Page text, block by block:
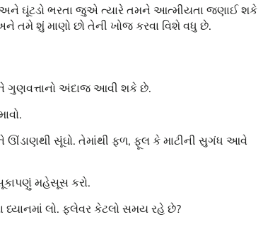
અને ઘૂંટડો ભરતા જુએ ત્યારે તમને આત્મીયતા જણાઈ શકે
શું માણો છો તેની ખોજ કરવા વિશે વધુ છે.
અંદાજ આવી શકે છે.
ઊંડાણથી સૂંઘો. તેમાંથી ફળ, ફૂલ કે માટીની સુગંધ આવે
સૂકાપણું મહેસૂસ કરો.
લો. ફ્લેવર કેટલો સમય રહે છે?